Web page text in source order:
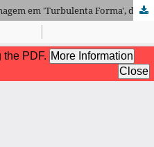
Com olhos de ver: palavra e imagem em 'Turbulenta Forma', de Maria Lis